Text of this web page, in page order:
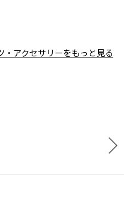
・アクセサリーをもっと見る